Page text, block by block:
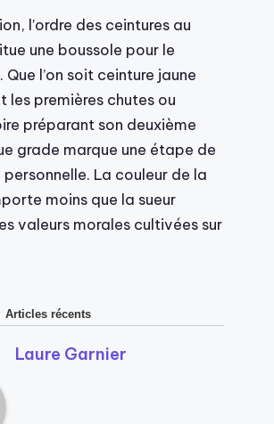
l’ordre des ceintures au
une boussole pour le
l’on soit ceinture jaune
les premières chutes ou
préparant son deuxième
grade marque une étape de
La couleur de la
moins que la sueur
valeurs morales cultivées sur
Articles récents
Laure Garnier